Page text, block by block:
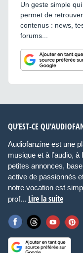
Un geste simple
permet de
contenus : news,
forums...
QU’EST-CE
Audiofanzine est une
musique et à l’audio,
petites annonces,
active de passionnés
notre vocation est
prof... Lire la suite